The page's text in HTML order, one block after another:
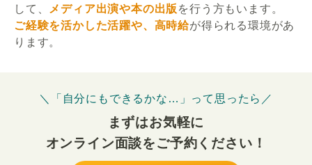
して、
メディア出演や本の出版 を行う方もいます。
ご経験を活かした活躍や、高時給が得られる環境があ
ります。
＼「自分にもできるかな…」って思ったら／
まずはお気軽に
オンライン面談をご予約ください！